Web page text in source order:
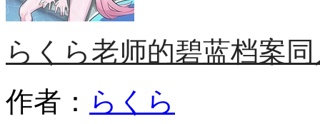
らくら老师的碧蓝档案
作者： らくら